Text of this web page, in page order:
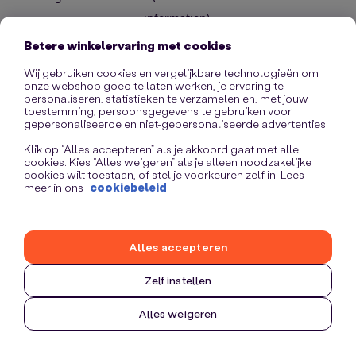
information).
Betere winkelervaring met cookies
Wij gebruiken cookies en vergelijkbare technologieën om
onze webshop goed te laten werken, je ervaring te
personaliseren, statistieken te verzamelen en, met jouw
toestemming, persoonsgegevens te gebruiken voor
gepersonaliseerde en niet-gepersonaliseerde advertenties.
Klik op “Alles accepteren” als je akkoord gaat met alle
cookies. Kies “Alles weigeren” als je alleen noodzakelijke
cookies wilt toestaan, of stel je voorkeuren zelf in. Lees
meer in ons cookiebeleid
Zelf instellen
Alles weigeren
Alles accepteren